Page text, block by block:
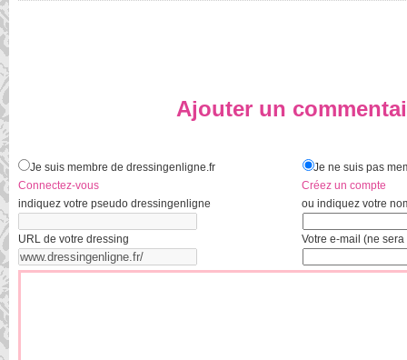
Ajouter un
Je suis membre de dressingenligne.fr
Connectez-vous
indiquez votre pseudo dressingenligne
URL de votre dressing
Je ne suis pas
Créez un compte
ou indiquez votre
Votre e-mail (ne